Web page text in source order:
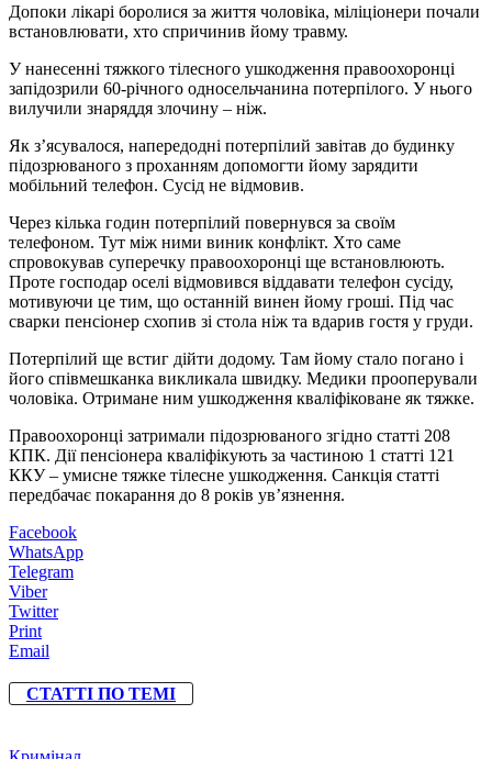
Допоки лікарі боролися за життя чоловіка, міліціонери почали
встановлювати, хто спричинив йому травму.
У нанесенні тяжкого тілесного ушкодження правоохоронці
запідозрили 60-річного односельчанина потерпілого. У нього
вилучили знаряддя злочину – ніж.
Як з’ясувалося, напередодні потерпілий завітав до будинку
підозрюваного з проханням допомогти йому зарядити
мобільний телефон. Сусід не відмовив.
Через кілька годин потерпілий повернувся за своїм
телефоном. Тут між ними виник конфлікт. Хто саме
спровокував суперечку правоохоронці ще встановлюють.
Проте господар оселі відмовився віддавати телефон сусіду,
мотивуючи це тим, що останній винен йому гроші. Під час
сварки пенсіонер схопив зі стола ніж та вдарив гостя у груди.
Потерпілий ще встиг дійти додому. Там йому стало погано і
його співмешканка викликала швидку. Медики прооперували
чоловіка. Отримане ним ушкодження кваліфіковане як тяжке.
Правоохоронці затримали підозрюваного згідно статті 208
КПК. Дії пенсіонера кваліфікують за частиною 1 статті 121
ККУ – умисне тяжке тілесне ушкодження. Санкція статті
передбачає покарання до 8 років ув’язнення.
Facebook
WhatsApp
Telegram
Viber
Twitter
Print
Email
СТАТТІ ПО ТЕМІ